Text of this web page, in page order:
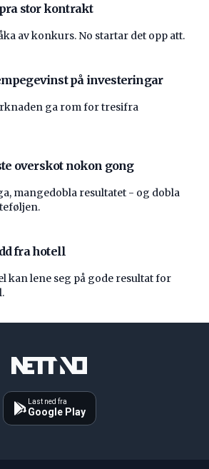
stor kontrakt
av konkurs. No startar det opp att.
på investeringar
ga rom for tresifra
overskot nokon gong
mangedobla resultatet - og dobla
fra hotell
kan lene seg på gode resultat for
Last ned fra
Google Play